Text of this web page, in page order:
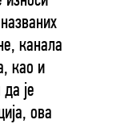
канала
као и
је
ова